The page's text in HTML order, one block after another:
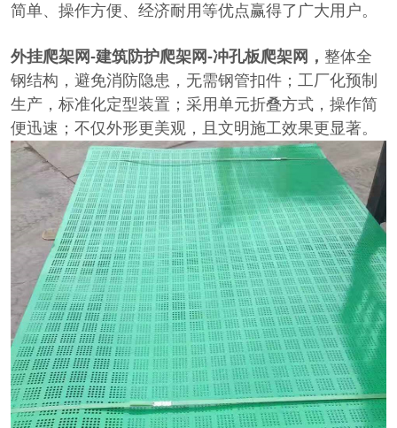
简单、操作方便、经济耐用等优点赢得了广大用户。
外挂爬架网-建筑防护爬架网-冲孔板爬架网， 整体全
钢结构，避免消防隐患，无需钢管扣件；工厂化预制
生产，标准化定型装置；采用单元折叠方式，操作简
便迅速；不仅外形更美观，且文明施工效果更显著。